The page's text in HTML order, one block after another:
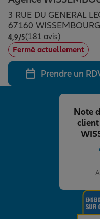
Assurance
Prévoyance et
Assurance animal de
Protection de la
Protection juridique
Épargne & retraite
Plan épargne retraite
Assurance vie
Placements
Investissements
Transmission
Vos projets
Partir en vacances
Départ à la retraite
Conseil assurance
Assurance habitation
Allianz en France
3 RUE DU GENERAL
67160 WISSEMBOURG
4,9/5Note de 4.9 sur 5
(181 avis)
Fermé actuellement
Prendre un
Note
client